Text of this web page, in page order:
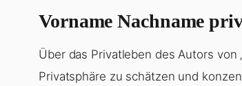
Vorname Nachname
Über das Privatleben des Autors
Privatsphäre zu schätzen und